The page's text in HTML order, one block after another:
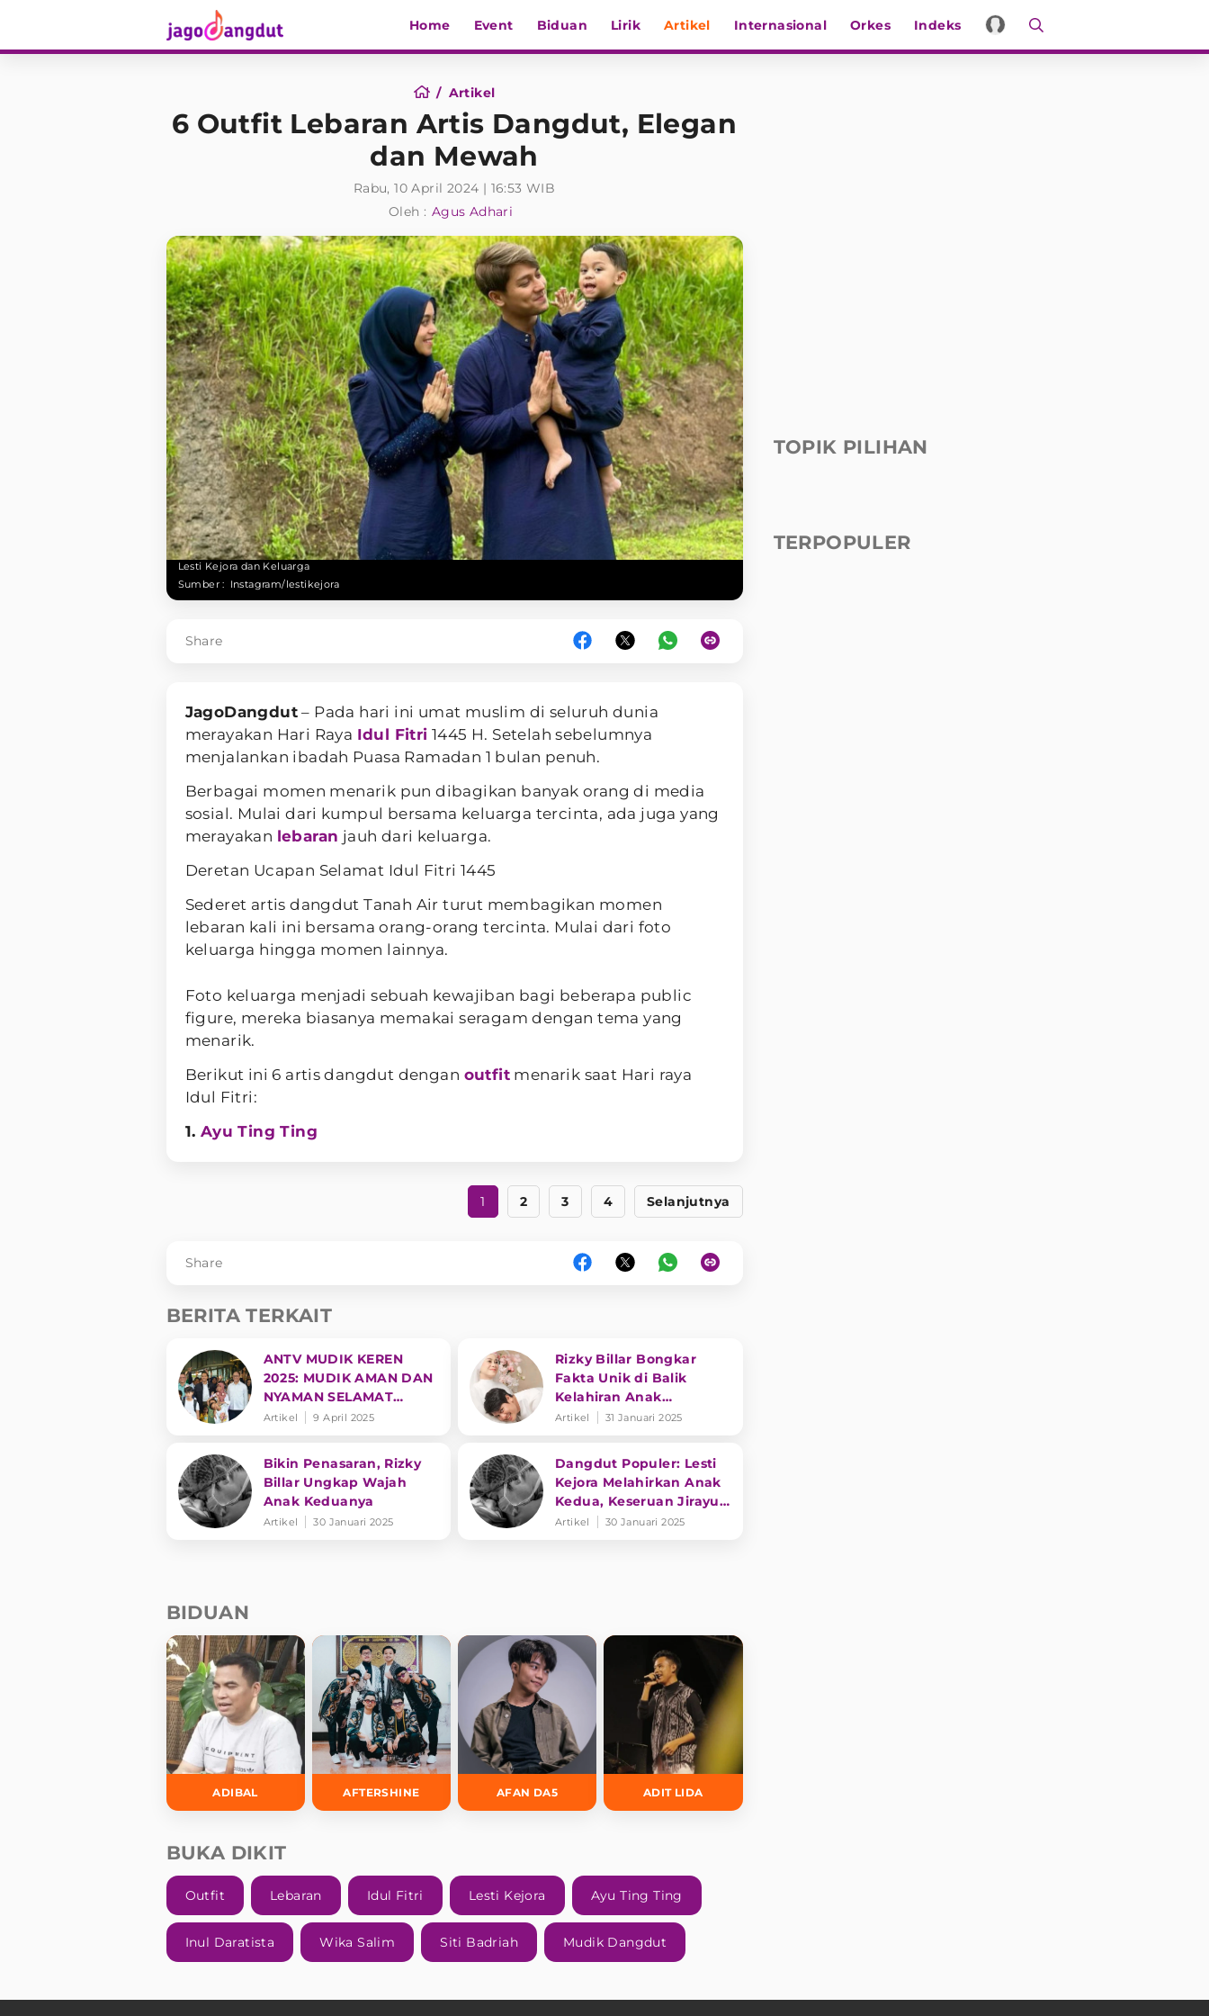
Home Event Biduan Lirik Artikel Internasional Orkes Indeks
Artikel
6 Outfit Lebaran Artis Dangdut, Elegan
dan Mewah
Rabu, 10 April 2024 | 16:53 WIB
Oleh : Agus Adhari
Lesti Kejora dan Keluarga
Sumber : Instagram/lestikejora
Share
JagoDangdut– Pada hari ini umat muslim di seluruh dunia
merayakan Hari Raya Idul Fitri 1445 H. Setelah sebelumnya
menjalankan ibadah Puasa Ramadan 1 bulan penuh.
Berbagai momen menarik pun dibagikan banyak orang di media
sosial. Mulai dari kumpul bersama keluarga tercinta, ada juga yang
merayakan lebaran jauh dari keluarga.
Deretan Ucapan Selamat Idul Fitri 1445
Sederet artis dangdut Tanah Air turut membagikan momen
lebaran kali ini bersama orang-orang tercinta. Mulai dari foto
keluarga hingga momen lainnya.
Foto keluarga menjadi sebuah kewajiban bagi beberapa public
figure, mereka biasanya memakai seragam dengan tema yang
menarik.
Berikut ini 6 artis dangdut dengan outfitmenarik saat Hari raya
Idul Fitri:
1. Ayu Ting Ting
1 2 3 4 Selanjutnya
Share
BERITA TERKAIT
ANTV MUDIK KEREN
2025: MUDIK AMAN DAN
NYAMAN SELAMAT
SAMPAI TUJUAN
Artikel 9 April 2025
Rizky Billar Bongkar
Fakta Unik di Balik
Kelahiran Anak
Keduanya
Artikel 31 Januari 2025
Bikin Penasaran, Rizky
Billar Ungkap Wajah
Anak Keduanya
Artikel 30 Januari 2025
Dangdut Populer: Lesti
Kejora Melahirkan Anak
Kedua, Keseruan Jirayut
dan Soimah
Artikel 30 Januari 2025
BIDUAN
ADIBAL AFTERSHINE AFAN DA5 ADIT LIDA
BUKA DIKIT
Outfit Lebaran Idul Fitri Lesti Kejora Ayu Ting Ting
Inul Daratista Wika Salim Siti Badriah Mudik Dangdut
TOPIK PILIHAN
TERPOPULER